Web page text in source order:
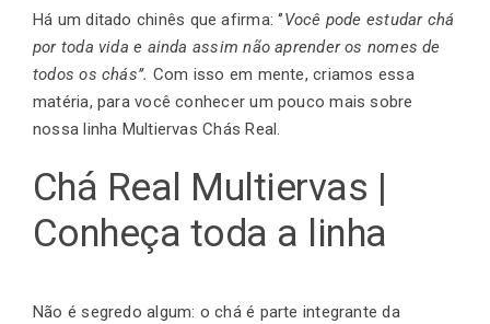
Há um ditado chinês que afirma: ‘’Você pode estudar chá
por toda vida e ainda assim não aprender os nomes de
todos os chás’’. Com isso em mente, criamos essa
matéria, para você conhecer um pouco mais sobre
nossa linha Multiervas Chás Real.
Chá Real Multiervas |
Conheça toda a linha
Não é segredo algum: o chá é parte integrante da